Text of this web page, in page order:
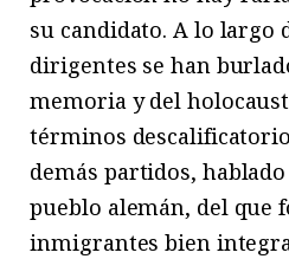
su candidato. A lo largo
dirigentes se han
memoria y del
términos
demás partidos,
pueblo alemán, del que
inmigrantes bien